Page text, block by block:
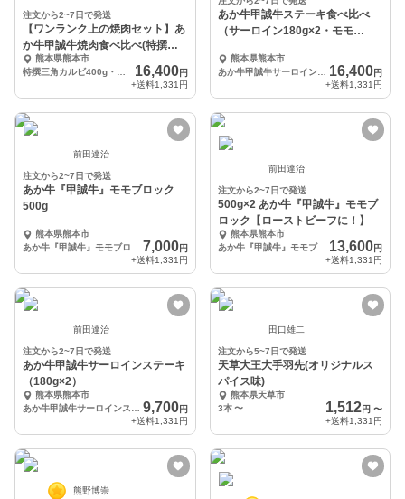
注文から2~7日で発送
【ワンランク上の焼肉セット】あ
か牛甲誠牛焼肉食べ比べ(特撰三
角カルビ・ロース)
熊本県熊本市
16,400円
+送料1,331円
あか牛甲誠牛ステーキ食べ比べ
（サーロイン180g×2・モモ
熊本県熊本市
あか牛甲誠牛サーロインステーキ180g×2・あか牛甲誠牛モモステーキ150g×2
16,400円
+送料1,331円
前田達治
注文から2~7日で発送
あか牛『甲誠牛』モモブロック
500g
熊本県熊本市
7,000円
+送料1,331円
前田達治
注文から2~7日で発送
500g×2 あか牛『甲誠牛』モモブ
ロック【ローストビーフに！】
熊本県熊本市
あか牛『甲誠牛』モモブロック500ｇ×2
13,600円
+送料1,331円
前田達治
注文から2~7日で発送
あか牛甲誠牛サーロインステーキ
（180g×2）
熊本県熊本市
9,700円
+送料1,331円
田口雄二
注文から5~7日で発送
天草大王大手羽先(オリジナルス
パイス味)
熊本県天草市
3本 〜 1,512円 〜
+送料1,331円
熊野博崇